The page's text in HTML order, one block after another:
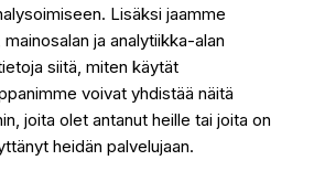
Lisäksi jaamme
ja analytiikka-alan
siitä, miten käytät
voivat yhdistää näitä
joita olet antanut heille tai joita on
heidän palvelujaan.